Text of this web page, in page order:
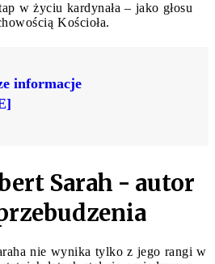
w życiu kardynała – jako głosu
Kościoła.
informacje
Sarah - autor
nie wynika tylko z jego rangi w